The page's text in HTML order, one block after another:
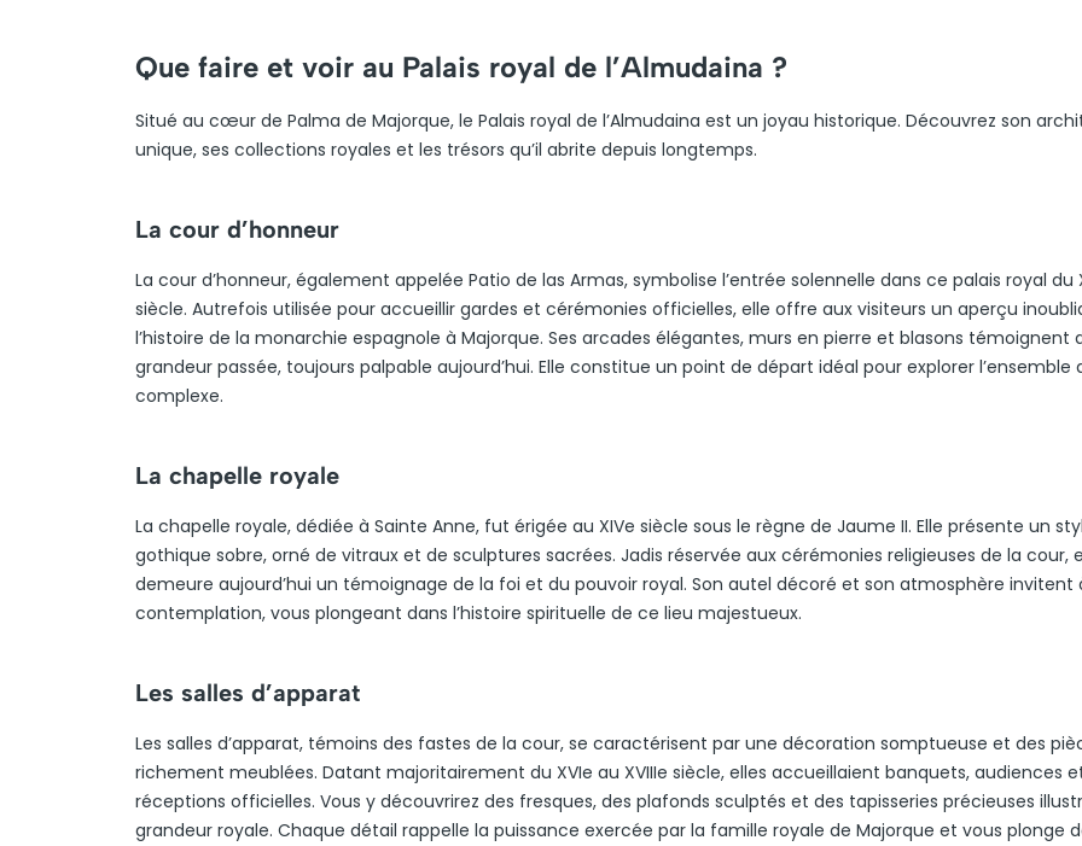
Que faire et voir au Palais royal de l’Almudaina ?
Situé au cœur de Palma de Majorque, le Palais royal de l’Almudaina est un joyau historique. Découvrez son
unique, ses collections royales et les trésors qu’il abrite depuis longtemps.
La cour d’honneur
La cour d’honneur, également appelée Patio de las Armas, symbolise l’entrée solennelle dans ce palais royal du
siècle. Autrefois utilisée pour accueillir gardes et cérémonies officielles, elle offre aux visiteurs un aperçu
l’histoire de la monarchie espagnole à Majorque. Ses arcades élégantes, murs en pierre et blasons témoignent
grandeur passée, toujours palpable aujourd’hui. Elle constitue un point de départ idéal pour explorer l’ensemble
complexe.
La chapelle royale
La chapelle royale, dédiée à Sainte Anne, fut érigée au XIVe siècle sous le règne de Jaume II. Elle présente un
gothique sobre, orné de vitraux et de sculptures sacrées. Jadis réservée aux cérémonies religieuses de la cour,
demeure aujourd’hui un témoignage de la foi et du pouvoir royal. Son autel décoré et son atmosphère invitent
contemplation, vous plongeant dans l’histoire spirituelle de ce lieu majestueux.
Les salles d’apparat
Les salles d’apparat, témoins des fastes de la cour, se caractérisent par une décoration somptueuse et des
richement meublées. Datant majoritairement du XVIe au XVIIIe siècle, elles accueillaient banquets, audiences
réceptions officielles. Vous y découvrirez des fresques, des plafonds sculptés et des tapisseries précieuses
grandeur royale. Chaque détail rappelle la puissance exercée par la famille royale de Majorque et vous plonge